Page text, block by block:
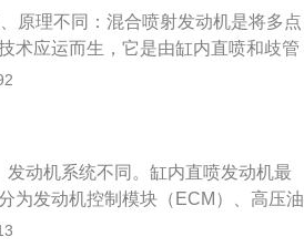
原理不同：混合喷射发动机是将多点
术应运而生，它是由缸内直喷和歧管
近几年发展起来发动机新技术，它是
：混合喷射发动机可以提高的工作
因氧气过量而导致的排放问题。缸内
，能够减少热量向汽缸壁的传递，从
效率。3、作用不同：混合喷射方式
优点，以解决传统缸内直喷技术存在
动机系统不同。缸内直喷发动机最
为发动机控制模块（ECM）、高压油
动机既有缸内直喷的系统又有歧管喷